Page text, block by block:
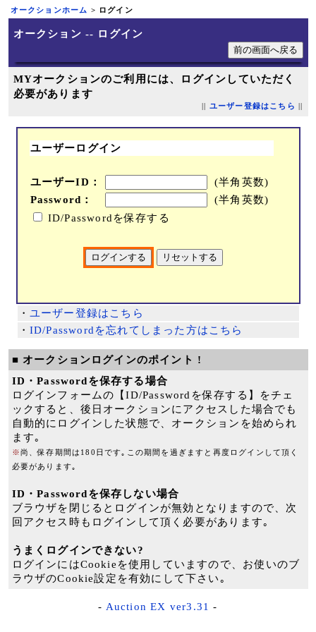
オークションホーム > ログイン
オークション -- ログイン
MYオークションのご利用には、ログインしていただく
必要があります
ユーザー登録はこちら
ユーザーログイン
ユーザーID：
(半角英数)
Password：
(半角英数)
ID/Passwordを保存する
・ ユーザー登録はこちら
・ ID/Passwordを忘れてしまった方はこちら
■ オークションログインのポイント !
ID・Passwordを保存する場合
ログインフォームの【ID/Passwordを保存する】をチェ
ックすると、後日オークションにアクセスした場合でも
自動的にログインした状態で、オークションを始められ
ます｡
※尚、保存期間は180日です｡この期間を過ぎますと再度ログインして頂く
必要があります｡
ID・Passwordを保存しない場合
ブラウザを閉じるとログインが無効となりますので、次
回アクセス時もログインして頂く必要があります｡
うまくログインできない?
ログインにはCookieを使用していますので、お使いのブ
ラウザのCookie設定を有効にして下さい｡
- Auction EX ver3.31 -